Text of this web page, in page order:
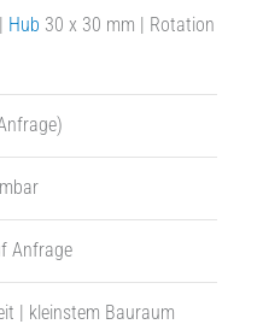
Hub 30 x 30 mm | Rotation
mbar
Anfrage
| kleinstem Bauraum